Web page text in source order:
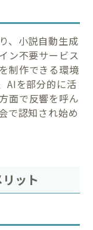
、小説自動生成
ン不要サービス
制作できる環境
AIを部分的に活
面で反響を呼ん
で認知され始め
ット